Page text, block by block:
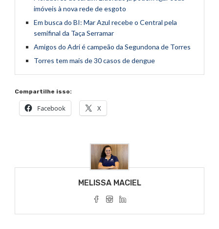
imóveis à nova rede de esgoto
Em busca do BI: Mar Azul recebe o Central pela
semifinal da Taça Serramar
Amigos do Adri é campeão da Segundona de Torres
Torres tem mais de 30 casos de dengue
Compartilhe isso:
Facebook X
MELISSA MACIEL